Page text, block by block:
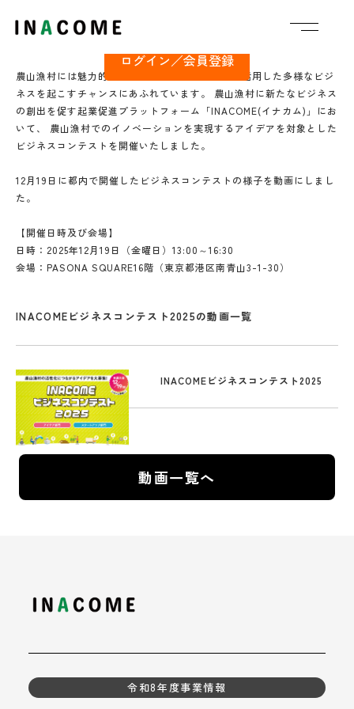
ログイン／会員登録
INACOMEビジネスコンテスト2025
農山漁村には魅力的な資源が豊富にあり、これを活用した多様なビジ
ネスを起こすチャンスにあふれています。 農山漁村に新たなビジネス
の創出を促す起業促進プラットフォーム「INACOME(イナカム)」にお
いて、 農山漁村でのイノベーションを実現するアイデアを対象とした
ビジネスコンテストを開催いたしました。
12月19日に都内で開催したビジネスコンテストの様子を動画にしまし
た。
【開催日時及び会場】
日時：2025年12月19日（金曜日）13:00～16:30
会場：PASONA SQUARE16階（東京都港区南青山3-1-30）
INACOMEビジネスコンテスト2025の動画一覧
INACOMEビジネスコンテスト2025
動画一覧へ
令和8年度事業情報